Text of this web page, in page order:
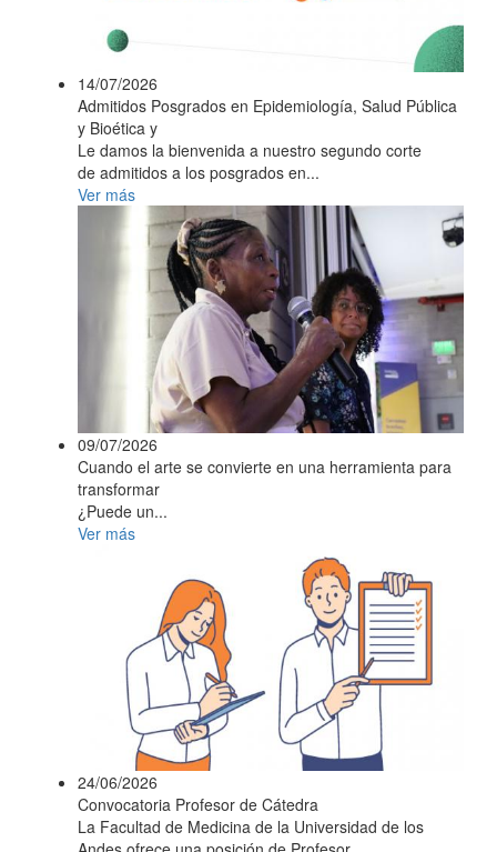
14/07/2026
Admitidos Posgrados en Epidemiología, Salud Pública
y Bioética y
Le damos la bienvenida a nuestro segundo corte
de admitidos a los posgrados en...
Ver más
09/07/2026
Cuando el arte se convierte en una herramienta para
transformar
¿Puede un...
Ver más
24/06/2026
Convocatoria Profesor de Cátedra
La Facultad de Medicina de la Universidad de los